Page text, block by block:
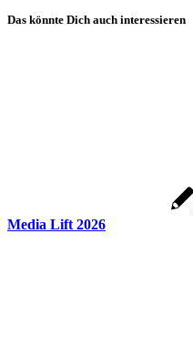
Das könnte Dich auch interessieren
Media Lift 2026